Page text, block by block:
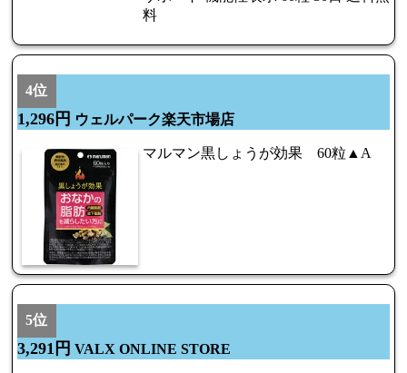
料
4位
1,296円 ウェルパーク楽天市場店
マルマン黒しょうが効果 60粒▲A
5位
3,291円 VALX ONLINE STORE